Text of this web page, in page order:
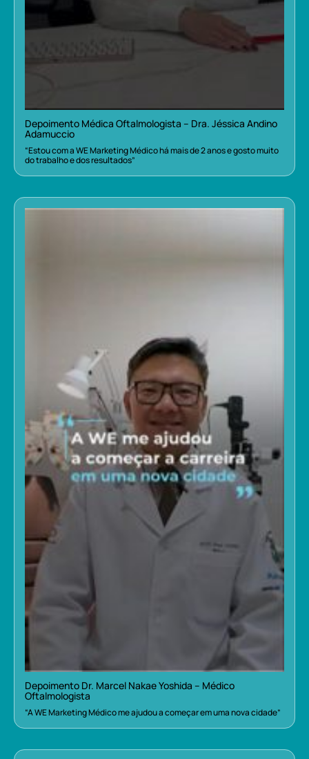
Depoimento Médica Oftalmologista – Dra. Jéssica Andino
Adamuccio
“Estou com a WE Marketing Médico há mais de 2 anos e gosto muito
do trabalho e dos resultados”
Depoimento Dr. Marcel Nakae Yoshida – Médico
Oftalmologista
“A WE Marketing Médico me ajudou a começar em uma nova cidade”